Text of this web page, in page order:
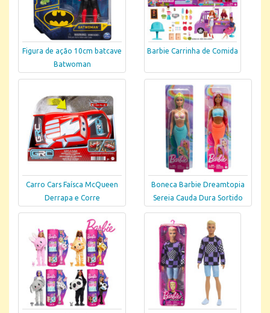
Figura de ação 10cm batcave
Batwoman
Barbie Carrinha de Comida
Carro Cars Faísca McQueen
Derrapa e Corre
Boneca Barbie Dreamtopia
Sereia Cauda Dura Sortido